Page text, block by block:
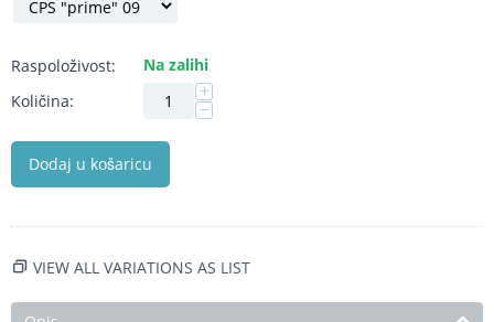
Raspoloživost:
Na zalihi
Količina:
+
−
Dodaj u košaricu
VIEW ALL VARIATIONS AS LIST